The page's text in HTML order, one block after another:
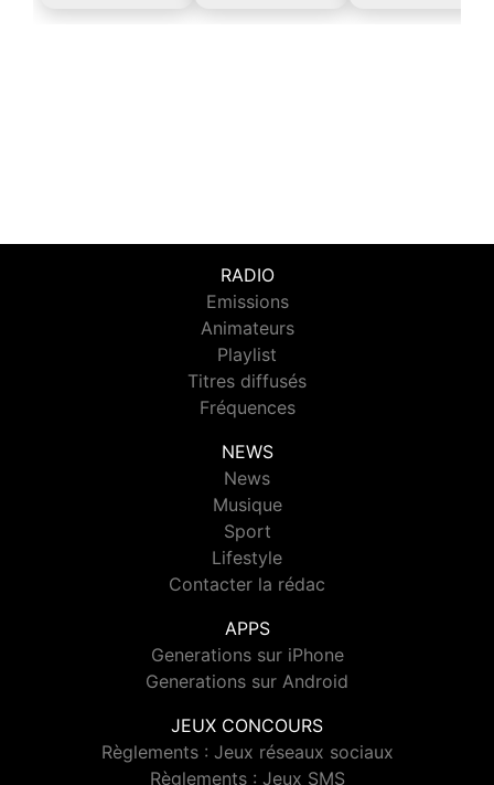
RADIO
Emissions
Animateurs
Playlist
Titres diffusés
Fréquences
NEWS
News
Musique
Sport
Lifestyle
Contacter la rédac
APPS
Generations sur iPhone
Generations sur Android
JEUX CONCOURS
Règlements : Jeux réseaux sociaux
Règlements : Jeux SMS